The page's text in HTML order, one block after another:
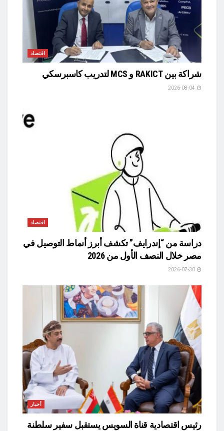
اقتصاد
شراكة بين RAKICT و MCS لتدريب كاسبرسكي
اقتصاد
دراسة من “إندرايف” تكشف أبرز أنماط التوصيل في
مصر خلال النصف الأول من 2026
أخبار
رئيس اقتصادية قناة السويس يستقبل سفير سلطنة